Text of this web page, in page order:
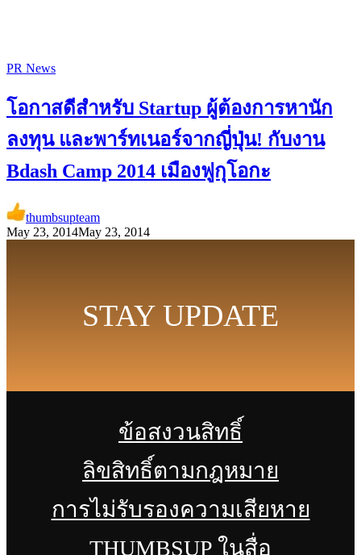
PR News
โอกาสดีสำหรับ​ Startup ผู้ต้องการหานัก
ลงทุน และพาร์ทเนอร์จากญี่ปุ่น! กับงาน
Bdash Camp 2014 เมืองฟูกุโอกะ
thumbsupteam
May 23, 2014May 23, 2014
STAY UPDATE
ข้อสงวนสิทธิ์
ลิขสิทธิ์ตามกฎหมาย
การไม่รับรองความเสียหาย
THUMBSUP ในสื่อ